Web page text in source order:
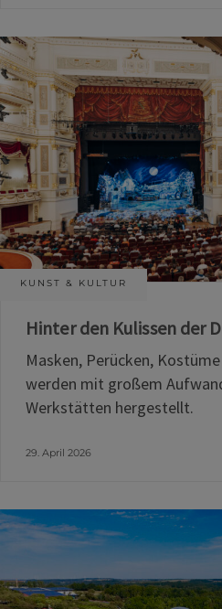
KUNST & KULTUR
Hinter den Kulissen der
Masken, Perücken,
werden mit großem
Werkstätten hergestellt.
29. April 2026